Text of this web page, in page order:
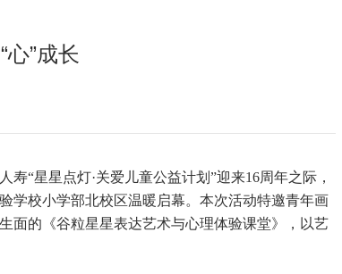
”成长
“星星点灯·关爱儿童公益计划”迎来16周年之际，
学校小学部北校区温暖启幕。本次活动特邀青年画
面的《谷粒星星表达艺术与心理体验课堂》，以艺